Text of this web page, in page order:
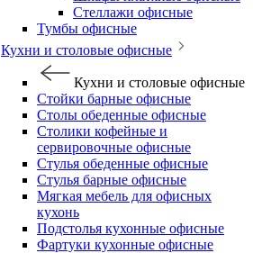
Стеллажи офисные
Тумбы офисные
Кухни и столовые офисные
Кухни и столовые офисные
Стойки барные офисные
Столы обеденные офисные
Столики кофейные и
сервировочные офисные
Стулья обеденные офисные
Стулья барные офисные
Мягкая мебель для офисных
кухонь
Подстолья кухонные офисные
Фартуки кухонные офисные